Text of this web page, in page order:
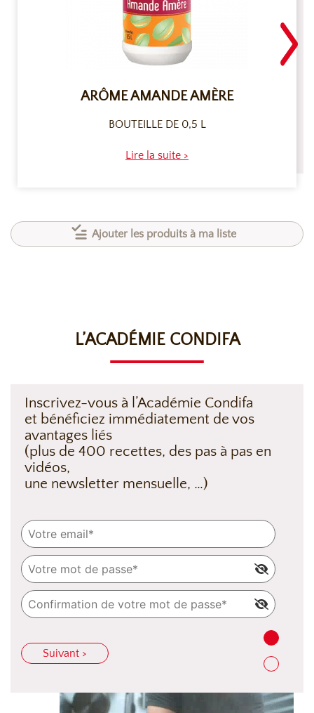
ARÔME AMANDE AMÈRE
BOUTEILLE DE 0,5 L
Lire la suite >
Ajouter les produits à ma liste
L’ACADÉMIE CONDIFA
Inscrivez-vous à l’Académie Condifa
et bénéficiez immédiatement de vos
avantages liés
(plus de 400 recettes, des pas à pas en
vidéos,
une newsletter mensuelle, …)
Suivant >